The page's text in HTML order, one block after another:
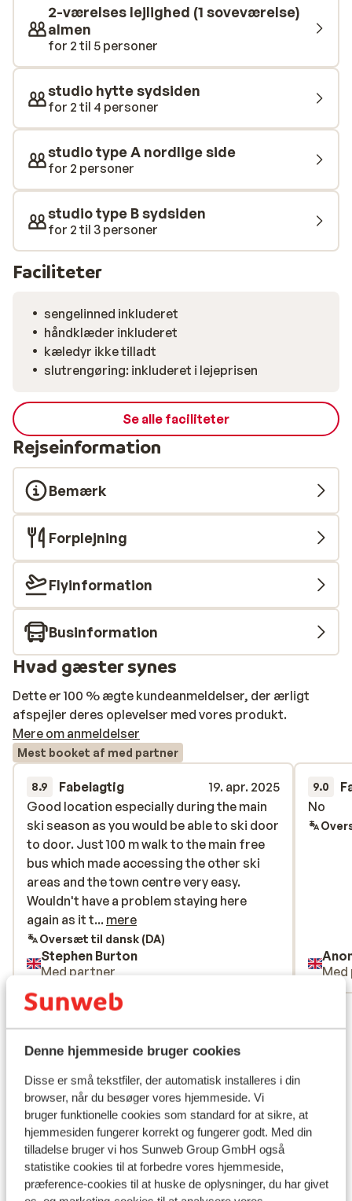
Denne hjemmeside bruger cookies
Disse er små tekstfiler, der automatisk installeres i din
browser, når du besøger vores hjemmeside. Vi
bruger funktionelle cookies som standard for at sikre, at
hjemmesiden fungerer korrekt og fungerer godt. Med din
tilladelse bruger vi hos Sunweb Group GmbH også
statistike cookies til at forbedre vores hjemmeside,
præference-cookies til at huske de oplysninger, du har givet
typer af hyggelige og hjemmeligt indrettede lejligheder.
2-værelses lejlighed (1 soveværelse)
almen
for 2 til 5 personer
studio hytte sydsiden
for 2 til 4 personer
studio type A nordlige side
for 2 personer
studio type B sydsiden
for 2 til 3 personer
Faciliteter
sengelinned inkluderet
håndklæder inkluderet
kæledyr ikke tilladt
slutrengøring: inkluderet i lejeprisen
Se alle faciliteter
Rejseinformation
Bemærk
Forplejning
Flyinformation
Businformation
Hvad gæster synes
Dette er 100 % ægte kundeanmeldelser, der ærligt
afspejler deres oplevelser med vores produkt.
Mere om anmeldelser
Mest booket af med partner
8.9 Fabelagtig
19. apr. 2025
Good location especially during the main
ski season as you would be able to ski door
to door. Just 100 m walk to the main free
bus which made accessing the other ski
areas and the town centre very easy.
Wouldn't have a problem staying here
again as it ticks every box for accessing
the lifts, shop, and all the other things you
require for a great holiday.
Good location especially during the main
ski season as you would be able to ski door
to door. Just 100 m walk to the main free
bus which made accessing the other ski
areas and the town centre very easy.
Wouldn't have a problem staying here
again as it t... mere
Oversæt til dansk (DA)
Stephen Burton
Med partner
9.0
No
No
Se alle 2 anmeldelser
Se på kort